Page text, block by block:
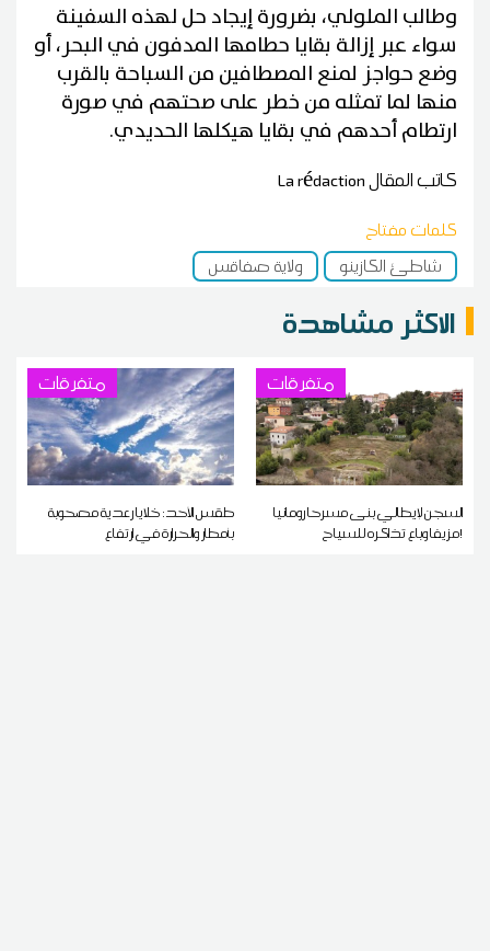
وطالب الملولي، بضرورة إيجاد حل لهذه السفينة
سواء عبر إزالة بقايا حطامها المدفون في البحر، أو
وضع حواجز لمنع المصطافين من السباحة بالقرب
منها لما تمثله من خطر على صحتهم في صورة
ارتطام أحدهم في بقايا هيكلها الحديدي.
كاتب المقالLa rédaction
كلمات مفتاح
شاطئ الكازينو
ولاية صفاقس
الاكثر مشاهدة
متفرقات
السجن لإيطالي بنى مسرحا رومانيا
مزيفا وباع تذاكره للسياح!
متفرقات
طقس الأحد: خلايا رعدية مصحوبة
بأمطار والحرارة في ارتفاع